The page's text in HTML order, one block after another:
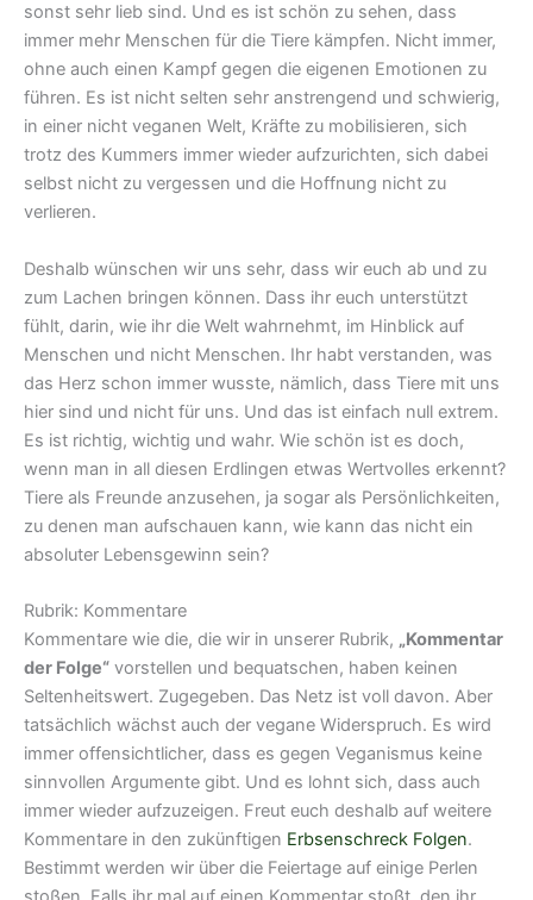
sonst sehr lieb sind. Und es ist schön zu sehen, dass
immer mehr Menschen für die Tiere kämpfen. Nicht immer,
ohne auch einen Kampf gegen die eigenen Emotionen zu
führen. Es ist nicht selten sehr anstrengend und schwierig,
in einer nicht veganen Welt, Kräfte zu mobilisieren, sich
trotz des Kummers immer wieder aufzurichten, sich dabei
selbst nicht zu vergessen und die Hoffnung nicht zu
verlieren.
Deshalb wünschen wir uns sehr, dass wir euch ab und zu
zum Lachen bringen können. Dass ihr euch unterstützt
fühlt, darin, wie ihr die Welt wahrnehmt, im Hinblick auf
Menschen und nicht Menschen. Ihr habt verstanden, was
das Herz schon immer wusste, nämlich, dass Tiere mit uns
hier sind und nicht für uns. Und das ist einfach null extrem.
Es ist richtig, wichtig und wahr. Wie schön ist es doch,
wenn man in all diesen Erdlingen etwas Wertvolles erkennt?
Tiere als Freunde anzusehen, ja sogar als Persönlichkeiten,
zu denen man aufschauen kann, wie kann das nicht ein
absoluter Lebensgewinn sein?
Rubrik: Kommentare
Kommentare wie die, die wir in unserer Rubrik, „Kommentar
der Folge“ vorstellen und bequatschen, haben keinen
Seltenheitswert. Zugegeben. Das Netz ist voll davon. Aber
tatsächlich wächst auch der vegane Widerspruch. Es wird
immer offensichtlicher, dass es gegen Veganismus keine
sinnvollen Argumente gibt. Und es lohnt sich, dass auch
immer wieder aufzuzeigen. Freut euch deshalb auf weitere
Kommentare in den zukünftigen Erbsenschreck Folgen.
Bestimmt werden wir über die Feiertage auf einige Perlen